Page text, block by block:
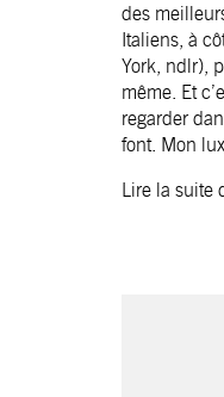
des
Italiens, à
York, ndlr),
même. Et
regarder
font. Mon
Lire la suite